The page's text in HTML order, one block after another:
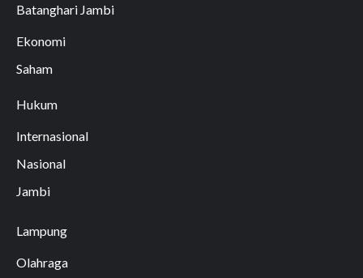
Batanghari Jambi
Ekonomi
Saham
Hukum
Internasional
Nasional
Jambi
Lampung
Olahraga